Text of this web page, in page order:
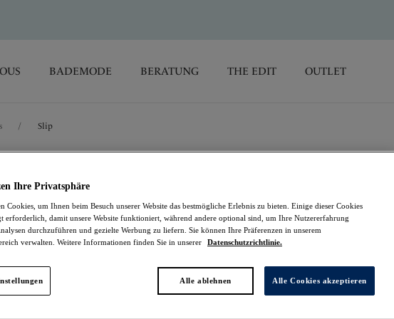
BADEMODE BERATUNG THE EDIT OUTLET
/ Slip
Slip
Summer Garden
17,37 € war 28,95 €
Ihre Privatsphäre
Cookies, um Ihnen beim Besuch unserer Website das bestmögliche Erlebnis zu bieten. Einige dieser Cookies
erforderlich, damit unsere Website funktioniert, während andere optional sind, um Ihre Nutzererfahrung
durchzuführen und gezielte Werbung zu liefern. Sie können Ihre Präferenzen in unserem
verwalten. Weitere Informationen finden Sie in unserer
Datenschutzrichtlinie.
Alle ablehnen Alle Cookies akzeptieren